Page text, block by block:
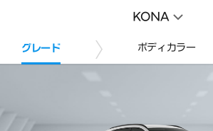
KONA
グレード ボディカラー